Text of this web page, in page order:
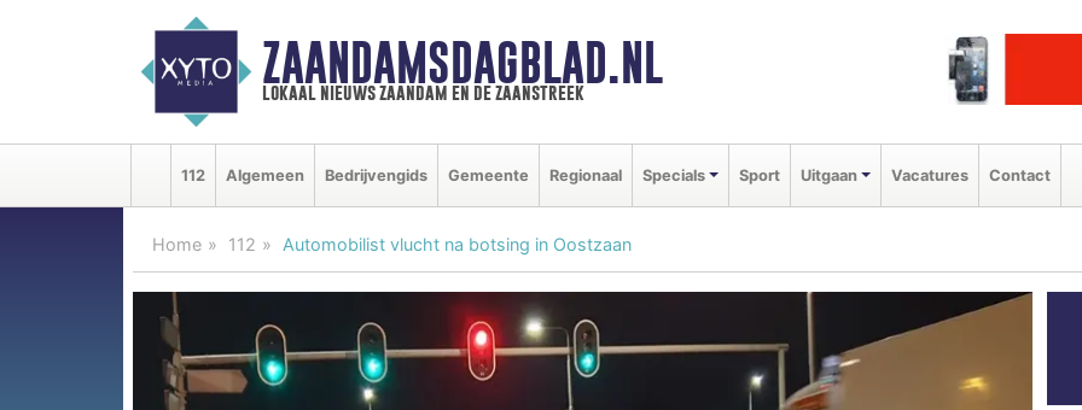
ZAANDAMSDAGBLAD.NL
lokaal nieuws zaandam en de zaanstreek
112 Algemeen Bedrijvengids Gemeente Regionaal Specials Sport Uitgaan Vacatures Contact
Home 112 Automobilist vlucht na botsing in Oostzaan